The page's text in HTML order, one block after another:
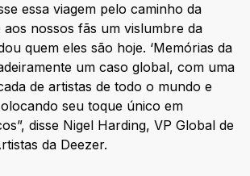
essa viagem pelo caminho da
aos nossos fãs um vislumbre da
quem eles são hoje. ‘Memórias da
um caso global, com uma
de artistas de todo o mundo e
seu toque único em
disse Nigel Harding, VP Global de
da Deezer.